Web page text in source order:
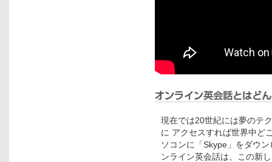
現在では20世紀には夢のテ
に アクセスすれば世界中ど
ソコンに「Skype」をダウ
ンライン英会話は、この新